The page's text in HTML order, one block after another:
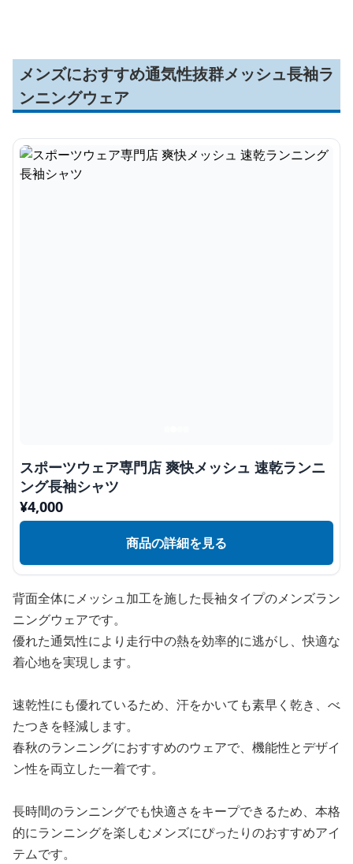
メンズにおすすめ通気性抜群メッシュ長袖ラ
ンニングウェア
スポーツウェア専門店 爽快メッシュ 速乾ランニ
ング長袖シャツ
¥4,000
商品の詳細を見る
背面全体にメッシュ加工を施した長袖タイプのメンズラン
ニングウェアです。
優れた通気性により走行中の熱を効率的に逃がし、快適な
着心地を実現します。
速乾性にも優れているため、汗をかいても素早く乾き、べ
たつきを軽減します。
春秋のランニングにおすすめのウェアで、機能性とデザイ
ン性を両立した一着です。
長時間のランニングでも快適さをキープできるため、本格
的にランニングを楽しむメンズにぴったりのおすすめアイ
テムです。